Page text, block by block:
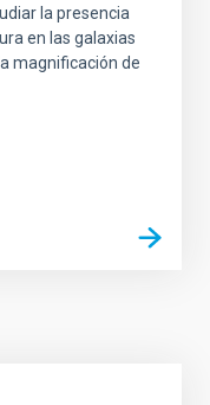
la presencia
en las galaxias
magnificación de